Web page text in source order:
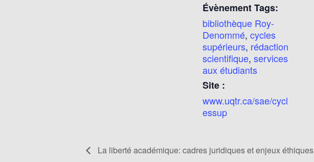
Évènement Tags:
bibliothèque Roy-
Denommé, cycles
supérieurs, rédaction
scientifique, services
aux étudiants
Site :
www.uqtr.ca/sae/cycl
essup
La liberté académique: cadres juridiques et enjeux éthiques